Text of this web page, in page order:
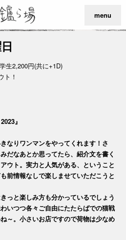
menu
生2,200円(共に+1D)
！
』
なりワンマンをやってくれます！さ
だなあとか思ってたら、紹介文を書く
ウト。実力と人気がある、ということ
前情報なしで楽しませていただこうと
っと楽しみ方も分かっているでしょう
いつつ各々ご自由にたたらばでの猫戦
～。小さいお店ですので荷物は少なめ